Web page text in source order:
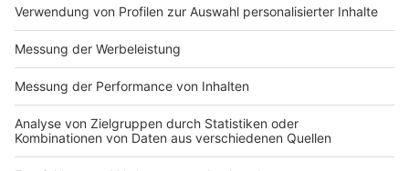
"Es ist wie mit dem klimafreundlichen Essen -
zuerst ist es ein Kampf, aber dann kommt es
doch in den Köpfen der Menschen an."
Anzeige